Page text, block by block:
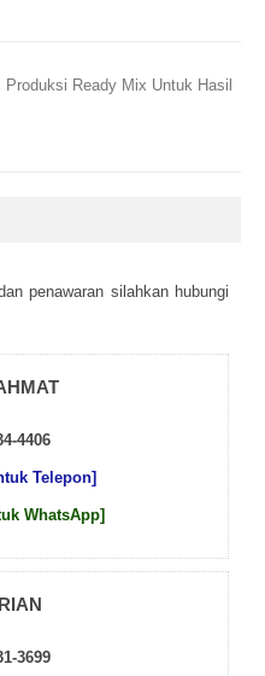
Produksi Ready Mix Untuk Hasil
реnаwаrаn sіlаhkаn hubungі
4406
Telepon]
WhatsApp]
3699